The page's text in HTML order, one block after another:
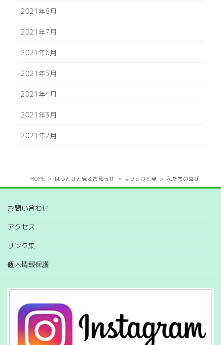
2021年8月
2021年7月
2021年6月
2021年5月
2021年4月
2021年3月
2021年2月
HOME ほっとひと息＆お知らせ ほっとひと息 私たちの喜び
お問い合わせ
アクセス
リンク集
個人情報保護